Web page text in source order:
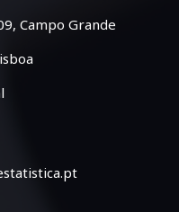
Campo Grande